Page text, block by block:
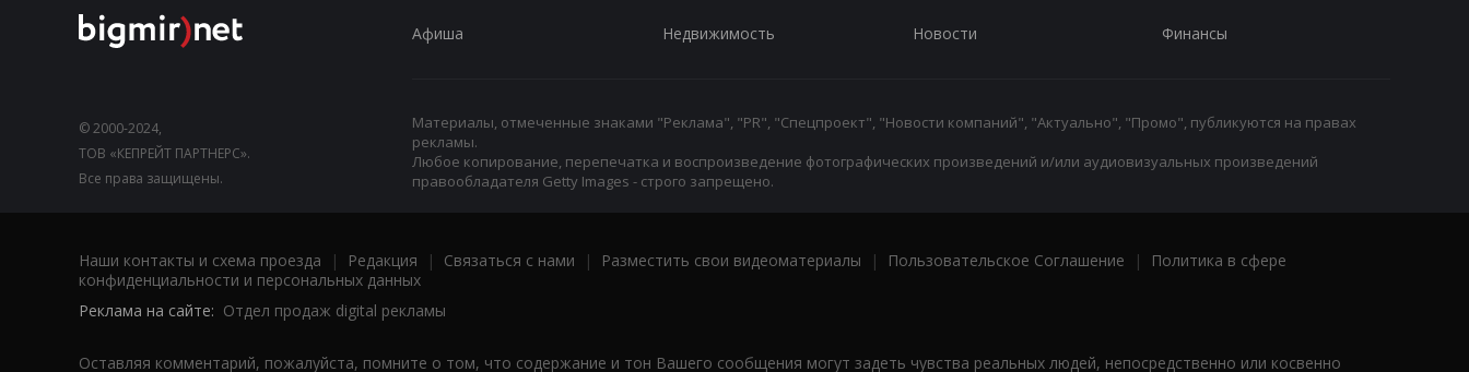
© 2000-2024,
ТОВ «КЕПРЕЙТ ПАРТНЕРС».
Все права защищены.
Афиша Недвижимость Новости Финансы
Материалы, отмеченные знаками "Реклама", "PR", "Спецпроект", "Новости компаний", "Актуально", "Промо", публикуются на правах
рекламы.
Любое копирование, перепечатка и воспроизведение фотографических произведений и/или аудиовизуальных произведений
правообладателя Getty Images - строго запрещено.
Наши контакты и схема проезда | Редакция | Связаться с нами | Разместить свои видеоматериалы | Пользовательское Соглашение |
Политика в сфере
конфиденциальности и персональных данных
Реклама на сайте: Отдел продаж digital рекламы
Оставляя комментарий, пожалуйста, помните о том, что содержание и тон Вашего сообщения могут задеть чувства реальных людей, непосредственно или косвенно